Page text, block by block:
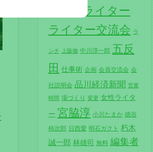
ライター
ライター交流会 ラ
ンチ 上阪徹 中川淳一郎 五反
田 仕事術 企画 会員交流会 会
社説明会 品川経済新聞 営業
時間 場づくり 変更 女性ライタ
ー 宮脇淳 小川たまか 徳谷
柿次郎 日西愛 明石ガクト 朽木
誠一郎 林雄司 無料 編集者